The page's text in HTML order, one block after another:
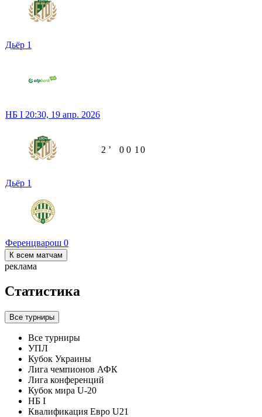
Дьёр 1
НБ I 20:30, 19 апр. 2026
Дьёр 1
Ференцварош 0
2 ʼ 0 0 1 0
К всем матчам
реклама
Статистика
Все турниры
Все турниры
УПЛ
Кубок Украины
Лига чемпионов АФК
Лига конференций
Кубок мира U-20
НБ I
Квалификация Евро U21